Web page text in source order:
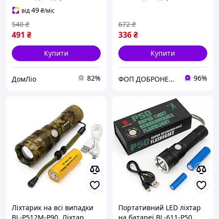
Ліхтарик на всі випадки
XB-16 Sma_Rtko
від49₴/міс
491 ₴
540 ₴
Купити
ДомЛіо 82%
ZM-66
336₴
672 ₴
Купити
ФОП ДОБРОНЕЦЬКА С.М. 96%
Ліхтарик на всі випадки
Портативний LED ліхтар